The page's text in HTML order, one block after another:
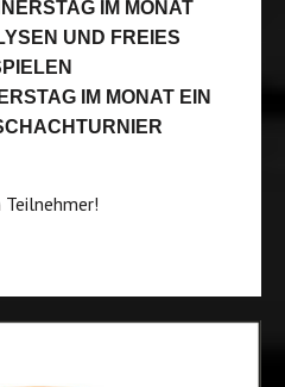
IM MONAT
UND FREIES
IM MONAT EIN